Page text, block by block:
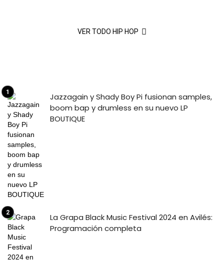
VER TODO HIP HOP
Jazzagain y Shady Boy Pi fusionan samples,
boom bap y drumless en su nuevo LP
BOUTIQUE
La Grapa Black Music Festival 2024 en Avilés:
Programación completa